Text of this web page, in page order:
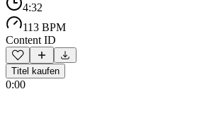
4:32
113 BPM
Content ID
Titel kaufen
0:00